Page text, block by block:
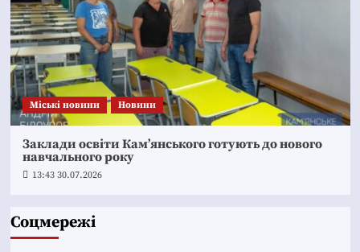
Mіські новини Новини
Заклади освіти Кам’янського готують до нового
навчального року
13:43 30.07.2026
Соцмережі